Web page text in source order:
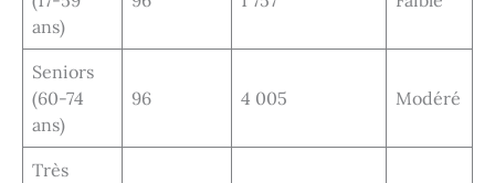
ans)
Seniors
(60-74
ans)
96 4 005 Modéré
Très